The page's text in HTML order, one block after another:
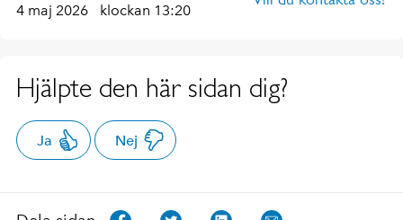
4 maj 2026 klockan 13:20
Hjälpte den här sidan dig?
Ja Nej